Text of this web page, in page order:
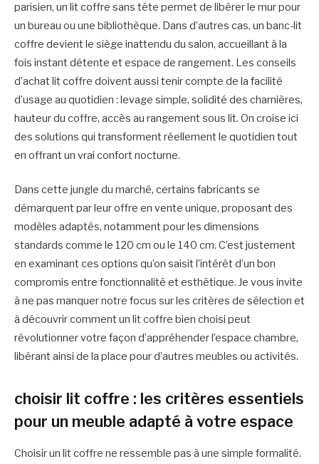
parisien, un lit coffre sans tête permet de libérer le mur pour
un bureau ou une bibliothèque. Dans d’autres cas, un banc-lit
coffre devient le siège inattendu du salon, accueillant à la
fois instant détente et espace de rangement. Les conseils
d’achat lit coffre doivent aussi tenir compte de la facilité
d’usage au quotidien : levage simple, solidité des charnières,
hauteur du coffre, accès au rangement sous lit. On croise ici
des solutions qui transforment réellement le quotidien tout
en offrant un vrai confort nocturne.
Dans cette jungle du marché, certains fabricants se
démarquent par leur offre en vente unique, proposant des
modèles adaptés, notamment pour les dimensions
standards comme le 120 cm ou le 140 cm. C’est justement
en examinant ces options qu’on saisit l’intérêt d’un bon
compromis entre fonctionnalité et esthétique. Je vous invite
à ne pas manquer notre focus sur les critères de sélection et
à découvrir comment un lit coffre bien choisi peut
révolutionner votre façon d’appréhender l’espace chambre,
libérant ainsi de la place pour d’autres meubles ou activités.
choisir lit coffre : les critères essentiels
pour un meuble adapté à votre espace
Choisir un lit coffre ne ressemble pas à une simple formalité.